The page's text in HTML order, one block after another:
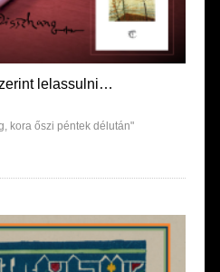
lelassulni…
kora őszi péntek délután"